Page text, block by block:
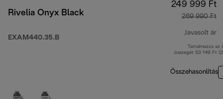
Rivelia Onyx Black
EXAM440.35.B
249 999 Ft
269 990 Ft
Javasolt ár
Tartalmazza az
összegét 53 149 Ft
Összehasonlítás